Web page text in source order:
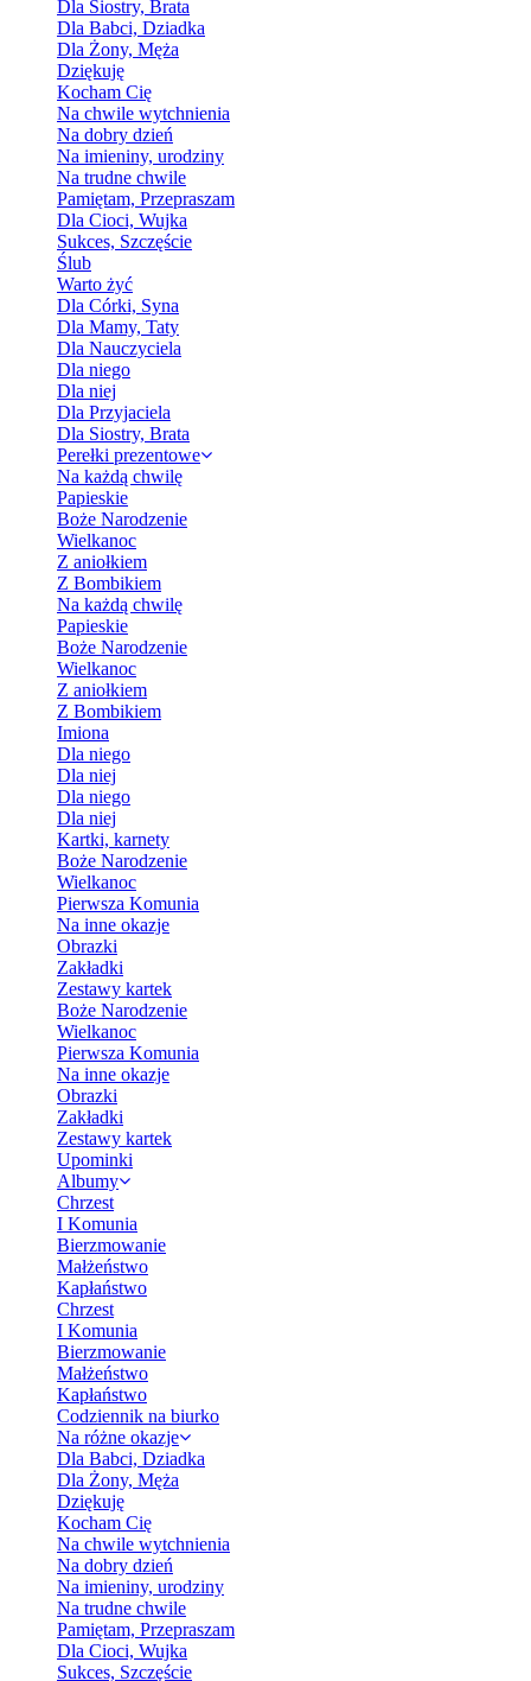
Dla Siostry, Brata
Dla Babci, Dziadka
Dla Żony, Męża
Dziękuję
Kocham Cię
Na chwile wytchnienia
Na dobry dzień
Na imieniny, urodziny
Na trudne chwile
Pamiętam, Przepraszam
Dla Cioci, Wujka
Sukces, Szczęście
Ślub
Warto żyć
Dla Córki, Syna
Dla Mamy, Taty
Dla Nauczyciela
Dla niego
Dla niej
Dla Przyjaciela
Dla Siostry, Brata
Perełki prezentowe
Na każdą chwilę
Papieskie
Boże Narodzenie
Wielkanoc
Z aniołkiem
Z Bombikiem
Na każdą chwilę
Papieskie
Boże Narodzenie
Wielkanoc
Z aniołkiem
Z Bombikiem
Imiona
Dla niego
Dla niej
Dla niego
Dla niej
Kartki, karnety
Boże Narodzenie
Wielkanoc
Pierwsza Komunia
Na inne okazje
Obrazki
Zakładki
Zestawy kartek
Boże Narodzenie
Wielkanoc
Pierwsza Komunia
Na inne okazje
Obrazki
Zakładki
Zestawy kartek
Upominki
Albumy
Chrzest
I Komunia
Bierzmowanie
Małżeństwo
Kapłaństwo
Chrzest
I Komunia
Bierzmowanie
Małżeństwo
Kapłaństwo
Codziennik na biurko
Na różne okazje
Dla Babci, Dziadka
Dla Żony, Męża
Dziękuję
Kocham Cię
Na chwile wytchnienia
Na dobry dzień
Na imieniny, urodziny
Na trudne chwile
Pamiętam, Przepraszam
Dla Cioci, Wujka
Sukces, Szczęście